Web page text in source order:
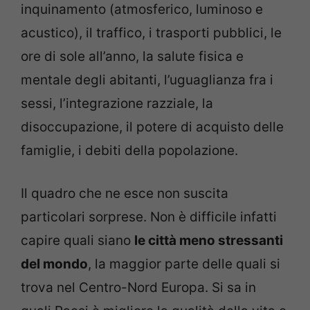
inquinamento (atmosferico, luminoso e
acustico), il traffico, i trasporti pubblici, le
ore di sole all’anno, la salute fisica e
mentale degli abitanti, l’uguaglianza fra i
sessi, l’integrazione razziale, la
disoccupazione, il potere di acquisto delle
famiglie, i debiti della popolazione.
Il quadro che ne esce non suscita
particolari sorprese. Non è difficile infatti
capire quali siano le città meno stressanti
del mondo, la maggior parte delle quali si
trova nel Centro-Nord Europa. Si sa in